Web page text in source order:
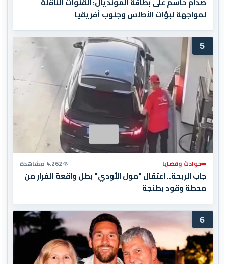
لمواجهة لبؤات الأطلس وجنوب أفريقيا
5
حوادث وقضايا 4,262 مشاهدة
جاب الربحة.. اعتقال "مول الأودي" بطل واقعة الفرار من
محطة وقود بطنجة
6